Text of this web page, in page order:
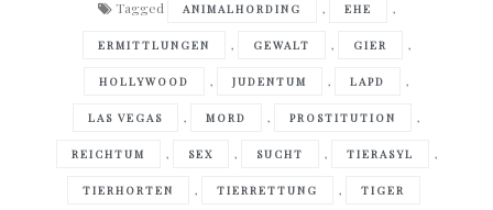
Tagged ANIMALHORDING , EHE ,
ERMITTLUNGEN , GEWALT , GIER ,
HOLLYWOOD , JUDENTUM , LAPD ,
LAS VEGAS , MORD , PROSTITUTION ,
REICHTUM , SEX , SUCHT , TIERASYL ,
TIERHORTEN , TIERRETTUNG , TIGER